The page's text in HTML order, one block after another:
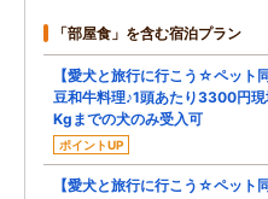
「部屋食」を含む宿泊プラン
【愛犬と旅行に行こう☆ペット
豆和牛料理♪1頭あたり3300円
Kgまでの犬のみ受入可
ポイントUP
【愛犬と旅行に行こう☆ペット